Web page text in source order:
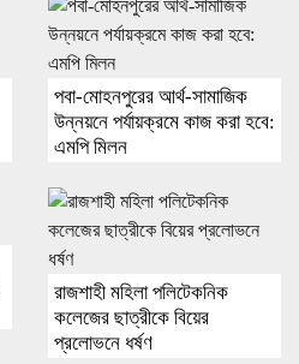
পবা-মোহনপুরের আর্থ-সামাজিক
উন্নয়নে পর্যায়ক্রমে কাজ করা হবে:
এমপি মিলন
রাজশাহী মহিলা পলিটেকনিক
কলেজের ছাত্রীকে বিয়ের
প্রলোভনে ধর্ষণ